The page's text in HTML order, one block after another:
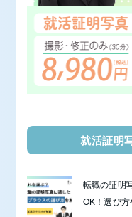
就活証明
転職の証明
OK！選び